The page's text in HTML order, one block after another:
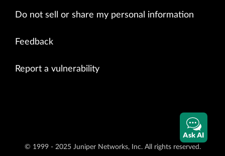
Do not sell or share my personal information
Feedback
Report a vulnerability
© 1999 - 2025 Juniper Networks, Inc. All rights reserved.
Ask AI